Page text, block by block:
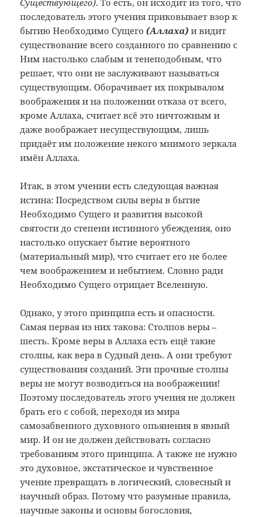
Существующего). То есть, он исходит из того, что
последователь этого учения приковывает взор к
бытию Необходимо Сущего(Аллаха) и видит
существование всего созданного по сравнению с
Ним настолько слабым и тенеподобным, что
решает, что они не заслуживают называться
существующим. Оборачивает их покрывалом
воображения и на положении отказа от всего,
кроме Аллаха, считает всё это ничтожным и
даже воображает несуществующим, лишь
придаёт им положение некого мнимого зеркала
имён Аллаха.
Итак, в этом учении есть следующая важная
истина: Посредством силы веры в бытие
Необходимо Сущего и развития высокой
святости до степени истинного убеждения, оно
настолько опускает бытие вероятного
(материальный мир), что считает его не более
чем воображением и небытием. Словно ради
Необходимо Сущего отрицает Вселенную.
Однако, у этого принципа есть и опасности.
Самая первая из них такова: Столпов веры –
шесть. Кроме веры в Аллаха есть ещё такие
столпы, как вера в Судный день. А они требуют
существования созданий. Эти прочные столпы
веры не могут возводиться на воображении!
Поэтому последователь этого учения не должен
брать его с собой, переходя из мира
самозабвенного духовного опьянения в явный
мир. И он не должен действовать согласно
требованиям этого принципа. А также не нужно
это духовное, экстатическое и чувственное
учение превращать в логический, словесный и
научный образ. Потому что разумные правила,
научные законы и основы богословия,